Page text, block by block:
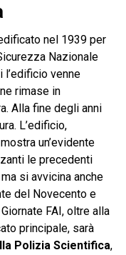
nel 1939 per
Nazionale
l’edificio venne
rimase in
Alla fine degli anni
L’edificio,
un’evidente
le precedenti
si avvicina anche
del Novecento e
FAI, oltre alla
principale, sarà
Polizia Scientifica,